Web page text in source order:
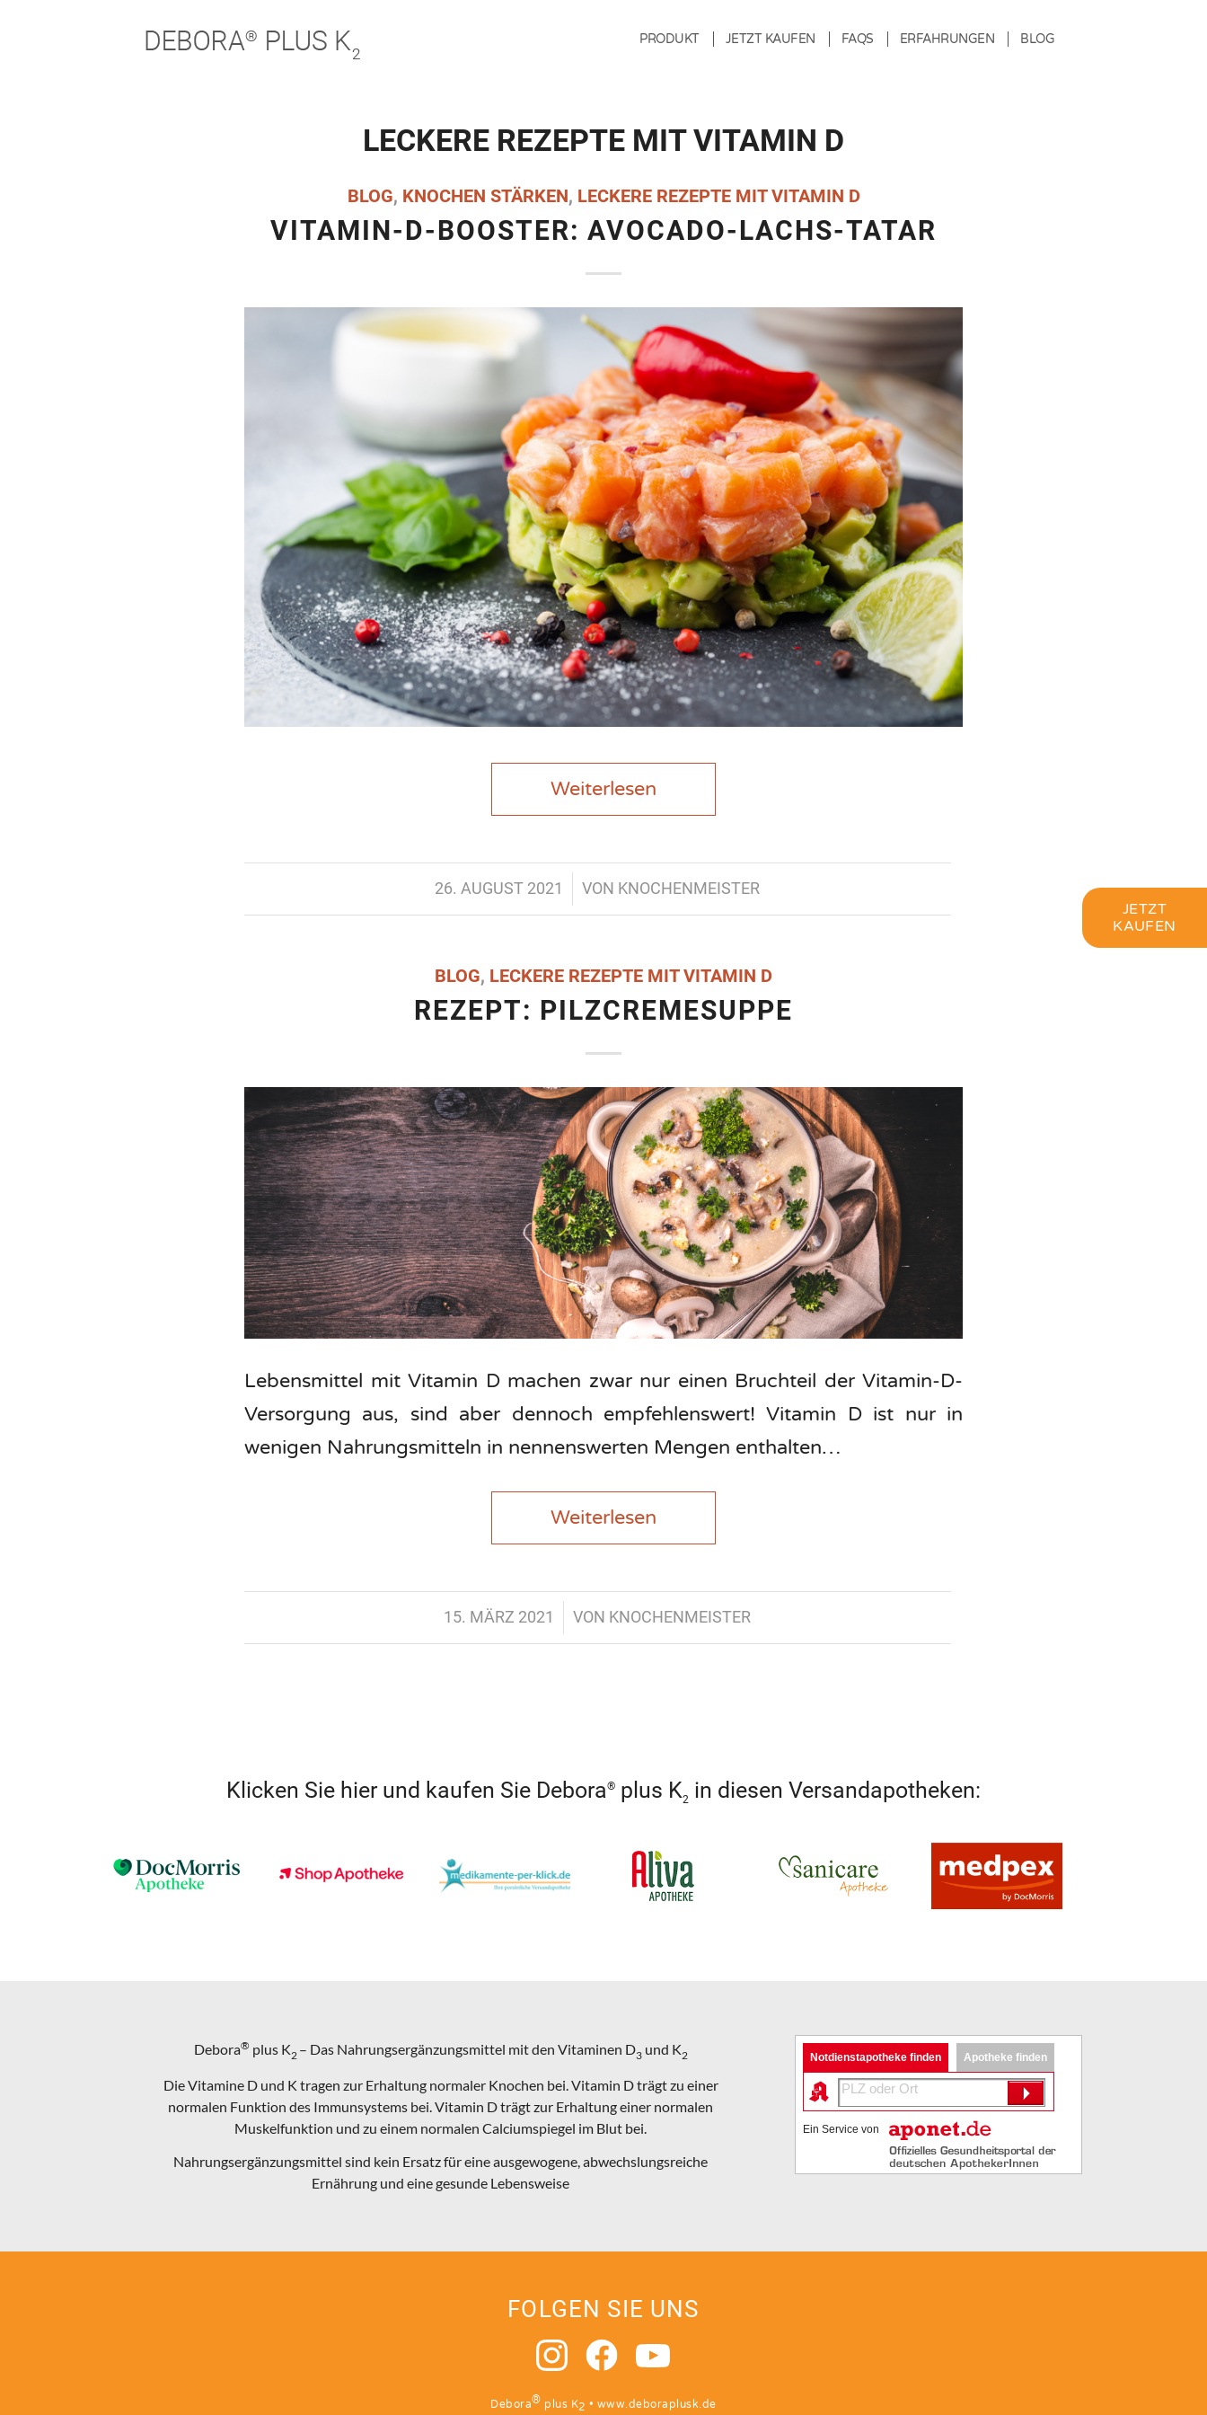
PRODUKT JETZT KAUFEN FAQS ERFAHRUNGEN BLOG
LECKERE REZEPTE MIT VITAMIN D
BLOG, KNOCHEN STÄRKEN, LECKERE REZEPTE MIT VITAMIN D
VITAMIN-D-BOOSTER: AVOCADO-LACHS-TATAR
Weiterlesen
26. AUGUST 2021
/ VON KNOCHENMEISTER
BLOG, LECKERE REZEPTE MIT VITAMIN D
REZEPT: PILZCREMESUPPE
Lebensmittel mit Vitamin D machen zwar nur einen Bruchteil der Vitamin-D-
Versorgung aus, sind aber dennoch empfehlenswert! Vitamin D ist nur in
wenigen Nahrungsmitteln in nennenswerten Mengen enthalten…
Weiterlesen
15. MÄRZ 2021
/ VON KNOCHENMEISTER
Klicken Sie hier und kaufen Sie Debora®plus K2 in diesen Versandapotheken:
Debora® plus K2 – Das Nahrungsergänzungsmittel mit den Vitaminen D3und K2
Die Vitamine D und K tragen zur Erhaltung normaler Knochen bei. Vitamin D trägt zu einer
normalen Funktion des Immunsystems bei. Vitamin D trägt zur Erhaltung einer normalen
Muskelfunktion und zu einem normalen Calciumspiegel im Blut bei.
Nahrungsergänzungsmittel sind kein Ersatz für eine ausgewogene, abwechslungsreiche
Ernährung und eine gesunde Lebensweise
Notdienstapotheke finden Apotheke finden
Ein Service von
FOLGEN SIE UNS
Debora® plus K2 • www.deboraplusk.de
JETZT
KAUFEN